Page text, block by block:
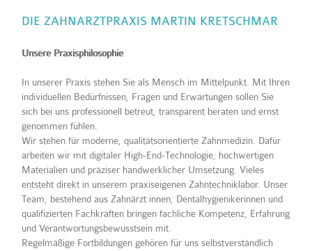
DIE ZAHNARZTPRAXIS MARTIN KRETSCHMAR
Unsere Praxisphilosophie
In unserer Praxis stehen Sie als Mensch im Mittelpunkt. Mit Ihren
individuellen Bedürfnissen, Fragen und Erwartungen sollen Sie
sich bei uns professionell betreut, transparent beraten und ernst
genommen fühlen.
Wir stehen für moderne, qualitätsorientierte Zahnmedizin. Dafür
arbeiten wir mit digitaler High-End-Technologie, hochwertigen
Materialien und präziser handwerklicher Umsetzung. Vieles
entsteht direkt in unserem praxiseigenen Zahntechniklabor. Unser
Team, bestehend aus Zahnärzt:innen, Dentalhygienikerinnen und
qualifizierten Fachkräften bringen fachliche Kompetenz, Erfahrung
und Verantwortungsbewusstsein mit.
Regelmäßige Fortbildungen gehören für uns selbstverständlich